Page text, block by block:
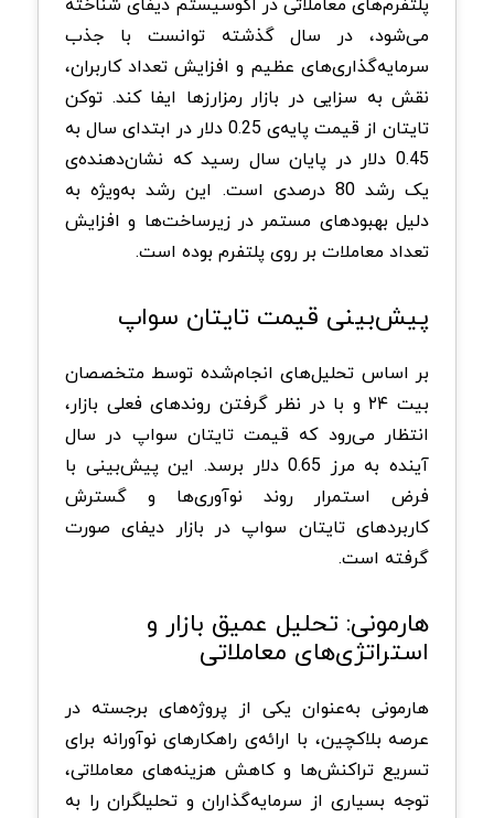
می‌شود، در سال گذشته توانست با جذب
سرمایه‌گذاری‌های عظیم و افزایش تعداد کاربران،
نقش به سزایی در بازار رمزارزها ایفا کند. توکن
تایتان از قیمت پایه‌ی 0.25 دلار در ابتدای سال به
0.45 دلار در پایان سال رسید که نشان‌دهنده‌ی
یک رشد 80 درصدی است. این رشد به‌ویژه به
دلیل بهبود‌های مستمر در زیرساخت‌ها و افزایش
تعداد معاملات بر روی پلتفرم بوده است.
پیش‌بینی قیمت تایتان سواپ
بر اساس تحلیل‌های انجام‌شده توسط متخصصان
بیت ۲۴ و با در نظر گرفتن روندهای فعلی بازار،
انتظار می‌رود که قیمت تایتان سواپ در سال
آینده به مرز 0.65 دلار برسد. این پیش‌بینی با
فرض استمرار روند نوآوری‌ها و گسترش
کاربرد‌های تایتان سواپ در بازار دیفای صورت
گرفته است.
هارمونی: تحلیل عمیق بازار و
استراتژی‌های معاملاتی
هارمونی به‌عنوان یکی از پروژه‌های برجسته در
عرصه بلاکچین، با ارائه‌ی راهکارهای نوآورانه برای
تسریع تراکنش‌ها و کاهش هزینه‌های معاملاتی،
توجه بسیاری از سرمایه‌گذاران و تحلیلگران را به